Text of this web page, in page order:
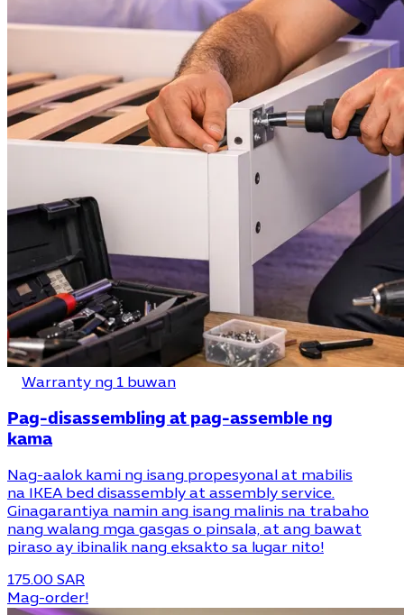
Warranty ng 1 buwan
Pag-disassembling at pag-assemble ng
kama
Nag-aalok kami ng isang propesyonal at mabilis
na IKEA bed disassembly at assembly service.
Ginagarantiya namin ang isang malinis na trabaho
nang walang mga gasgas o pinsala, at ang bawat
piraso ay ibinalik nang eksakto sa lugar nito!
175.00 SAR
Mag-order!